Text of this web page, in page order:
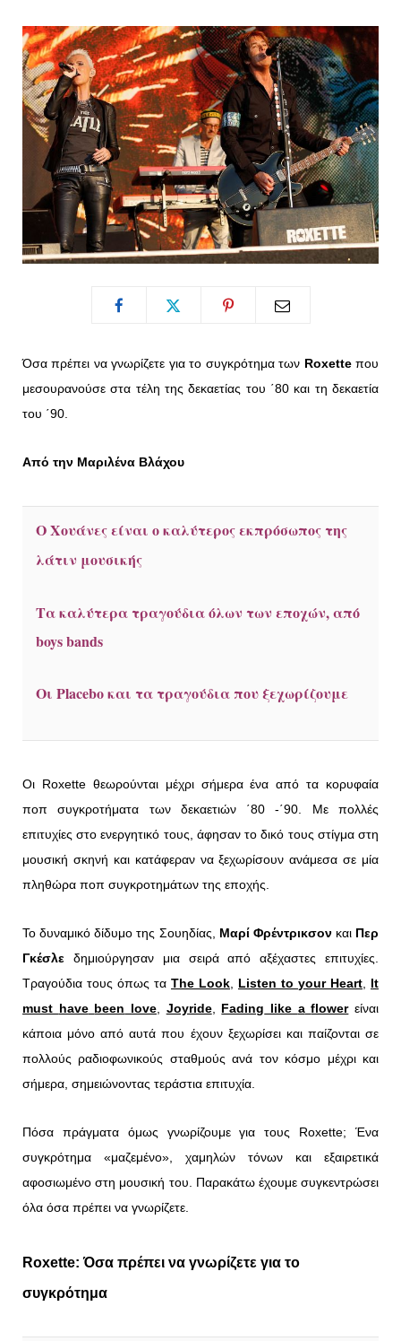
o
k
t
e
r
)
r
a
m
e
s
t
Όσα πρέπει να γνωρίζετε για το συγκρότημα των Roxetteπου
μεσουρανούσε στα τέλη της δεκαετίας του ΄80 και τη δεκαετία
του ΄90.
Από την Μαριλένα Βλάχου
Ο Χουάνες είναι ο καλύτερος εκπρόσωπος της
λάτιν μουσικής
Τα καλύτερα τραγούδια όλων των εποχών, από
boys bands
Οι Placebo και τα τραγούδια που ξεχωρίζουμε
Οι Roxette θεωρούνται μέχρι σήμερα ένα από τα κορυφαία
ποπ συγκροτήματα των δεκαετιών ΄80 -΄90. Με πολλές
επιτυχίες στο ενεργητικό τους, άφησαν το δικό τους στίγμα στη
μουσική σκηνή και κατάφεραν να ξεχωρίσουν ανάμεσα σε μία
πληθώρα ποπ συγκροτημάτων της εποχής.
Το δυναμικό δίδυμο της Σουηδίας, Μαρί Φρέντρικσον και Περ
Γκέσλε δημιούργησαν μια σειρά από αξέχαστες επιτυχίες.
Τραγούδια τους όπως τα The Look, Listen to your Heart, It
must have been love, Joyride, Fading like a flowerείναι
κάποια μόνο από αυτά που έχουν ξεχωρίσει και παίζονται σε
πολλούς ραδιοφωνικούς σταθμούς ανά τον κόσμο μέχρι και
σήμερα, σημειώνοντας τεράστια επιτυχία.
Πόσα πράγματα όμως γνωρίζουμε για τους Roxette; Ένα
συγκρότημα «μαζεμένο», χαμηλών τόνων και εξαιρετικά
αφοσιωμένο στη μουσική του. Παρακάτω έχουμε συγκεντρώσει
όλα όσα πρέπει να γνωρίζετε.
Roxette: Όσα πρέπει να γνωρίζετε για το
συγκρότημα